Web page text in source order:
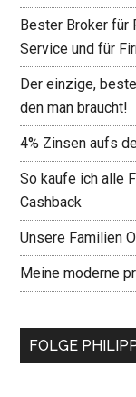
Bester Broker
Service und für
Der einzige,
den man braucht!
4% Zinsen aufs
So kaufe ich alle
Cashback
Unsere Familien
Meine moderne
FOLGE